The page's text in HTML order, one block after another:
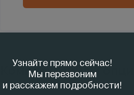
Комплектация и опции